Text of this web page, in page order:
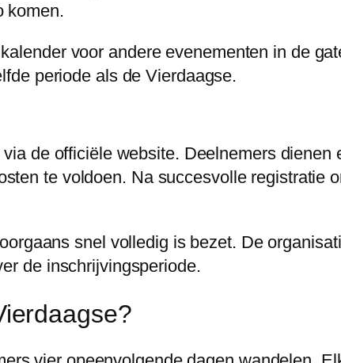
komen.
voor andere evenementen in de
periode als de Vierdaagse.
de officiële website. Deelnemers dienen
te voldoen. Na succesvolle registratie
snel volledig is bezet. De
de inschrijvingsperiode.